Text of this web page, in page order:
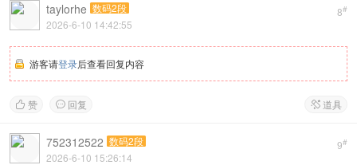
8#
taylorhe 数码2段
2026-6-10 14:42:55
游客请登录后查看回复内容
 赞  回复  道具
9#
752312522 数码2段
2026-6-10 15:26:14